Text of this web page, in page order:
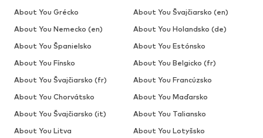
About You Grécko
About You Švajčiarsko (en)
About You Nemecko (en)
About You Holandsko (de)
About You Španielsko
About You Estónsko
About You Fínsko
About You Belgicko (fr)
About You Švajčiarsko (fr)
About You Francúzsko
About You Chorvátsko
About You Maďarsko
About You Švajčiarsko (it)
About You Taliansko
About You Litva
About You Lotyšsko